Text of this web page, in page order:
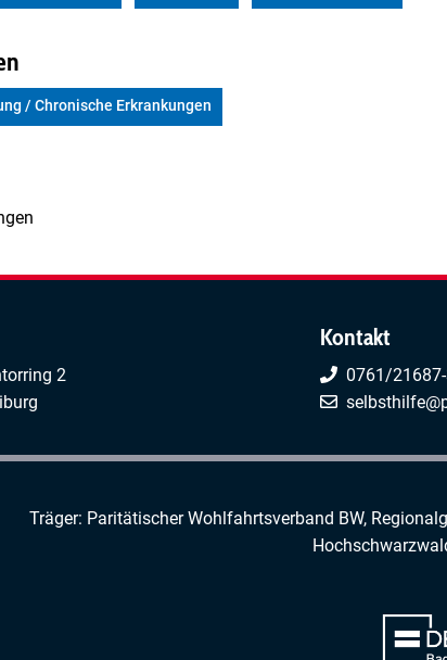
/ Chronische Erkrankungen
2
Kontakt
0761/
Träger: Paritätischer Wohlfahrtsverband BW,